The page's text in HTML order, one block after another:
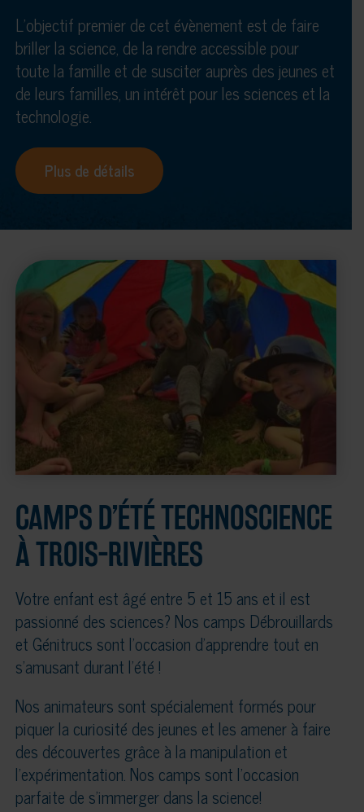
L’objectif premier de cet évènement est de faire
briller la science, de la rendre accessible pour
toute la famille et de susciter auprès des jeunes et
de leurs familles, un intérêt pour les sciences et la
technologie.
Plus de détails
CAMPS D’ÉTÉ TECHNOSCIENCE
À TROIS-RIVIÈRES
Votre enfant est âgé entre 5 et 15 ans et il est
passionné des sciences? Nos camps Débrouillards
et Génitrucs sont l’occasion d’apprendre tout en
s’amusant durant l’été !
Nos animateurs sont spécialement formés pour
piquer la curiosité des jeunes et les amener à faire
des découvertes grâce à la manipulation et
l’expérimentation. Nos camps sont l’occasion
parfaite de s’immerger dans la science!